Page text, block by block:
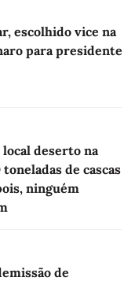
escolhido vice na
para presidente
local deserto na
de cascas
ninguém
de